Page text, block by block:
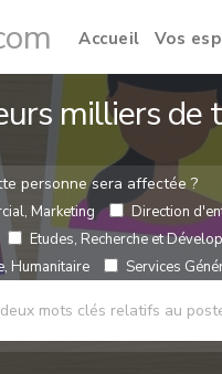
Accueil Vos
milliers de
personne sera affectée ?
Marketing Direction
Etudes, Recherche et
Humanitaire
Services